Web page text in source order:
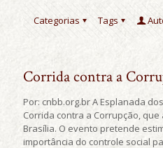
Categorias Tags
Corrida contra a
Por: cnbb.org.br A Esplanada
Corrida contra a Corrupção, que
Brasília. O evento pretende
importância do controle social